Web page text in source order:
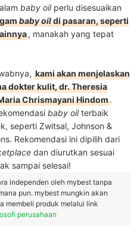
baby oil perlu disesuaikan
baby oildi pasaran, seperti
, manakah yang tepat
kami akan menjelaskan
dokter kulit, dr. Theresia
Chrismayani Hindom.
baby oilterbaik
seperti Zwitsal, Johnson &
Rekomendasi ini dipilih dari
dan diurutkan sesuai
sampai selesai!
independen oleh mybest tanpa
pun. mybest mungkin akan
membeli produk melalui link
perusahaan